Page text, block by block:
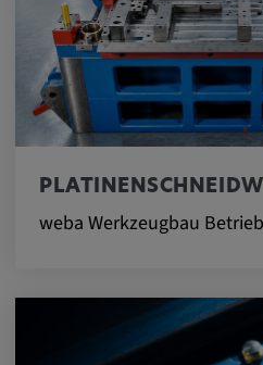
weba Werkzeugbau
Notwendige
Name:
cookie_consent
Dieses Cookie
benutzerspezifischen